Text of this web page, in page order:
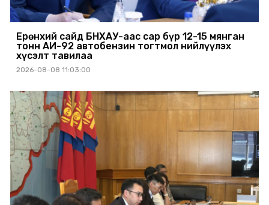
Ерөнхий сайд БНХАУ-аас сар бүр 12-15 мянган
тонн АИ-92 автобензин тогтмол нийлүүлэх
хүсэлт тавилаа
2026-08-08 11:03:00